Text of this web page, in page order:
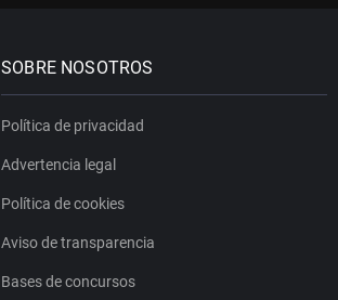
SOBRE NOSOTROS
Política de privacidad
Advertencia legal
Política de cookies
Aviso de transparencia
Bases de concursos